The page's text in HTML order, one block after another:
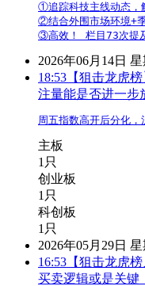
①追踪科技主线动态，
②结合外围市场环境+
2026年06月14日 星
18:53 【狙击龙虎
注量能是否进一步
周五指数高开后分化
主板
1只
创业板
1只
科创板
1只
2026年05月29日
16:53 【狙击龙虎
买卖逻辑或是关键